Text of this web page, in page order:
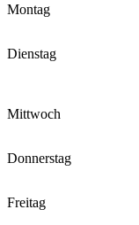
Montag
Dienstag
Mittwoch
Donnerstag
Freitag